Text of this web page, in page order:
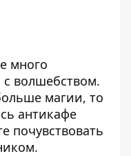
много
волшебством.
магии, то
антикафе
почувствовать